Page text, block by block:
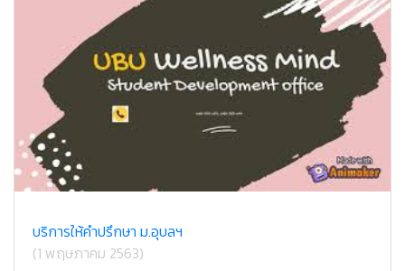
บริการให้คำปรึกษา ม.อุบลฯ
(1 พฤษภาคม 2563)